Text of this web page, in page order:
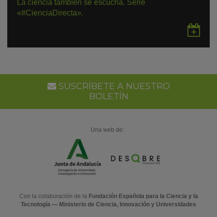
La ciencia también se escucha. Serie
«#CienciaDirecta».
en
SUSCRÍBETE A NUESTRO
BOLETÍN
Una web de:
Con la colaboración de la Fundación Española para la Ciencia y la
Tecnología — Ministerio de Ciencia, Innovación y Universidades